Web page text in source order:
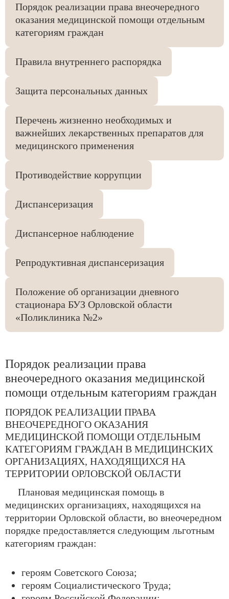
Порядок реализации права внеочередного
оказания медицинской помощи отдельным
категориям граждан
Правила внутреннего распорядка
Защита персональных данных
Перечень жизненно необходимых и
важнейших лекарственных препаратов для
медицинского применения
Противодействие коррупции
Диспансеризация
Диспансерное наблюдение
Репродуктивная диспансеризация
Положение об организации дневного
стационара БУЗ Орловской области
«Поликлиника №2»
Порядок реализации права
внеочередного оказания медицинской
помощи отдельным категориям граждан
ПОРЯДОК РЕАЛИЗАЦИИ ПРАВА
ВНЕОЧЕРЕДНОГО ОКАЗАНИЯ
МЕДИЦИНСКОЙ ПОМОЩИ ОТДЕЛЬНЫМ
КАТЕГОРИЯМ ГРАЖДАН В МЕДИЦИНСКИХ
ОРГАНИЗАЦИЯХ, НАХОДЯЩИХСЯ НА
ТЕРРИТОРИИ ОРЛОВСКОЙ ОБЛАСТИ
Плановая медицинская помощь в
медицинских организациях, находящихся на
территории Орловской области, во внеочередном
порядке предоставляется следующим льготным
категориям граждан:
героям Советского Союза;
героям Социалистического Труда;